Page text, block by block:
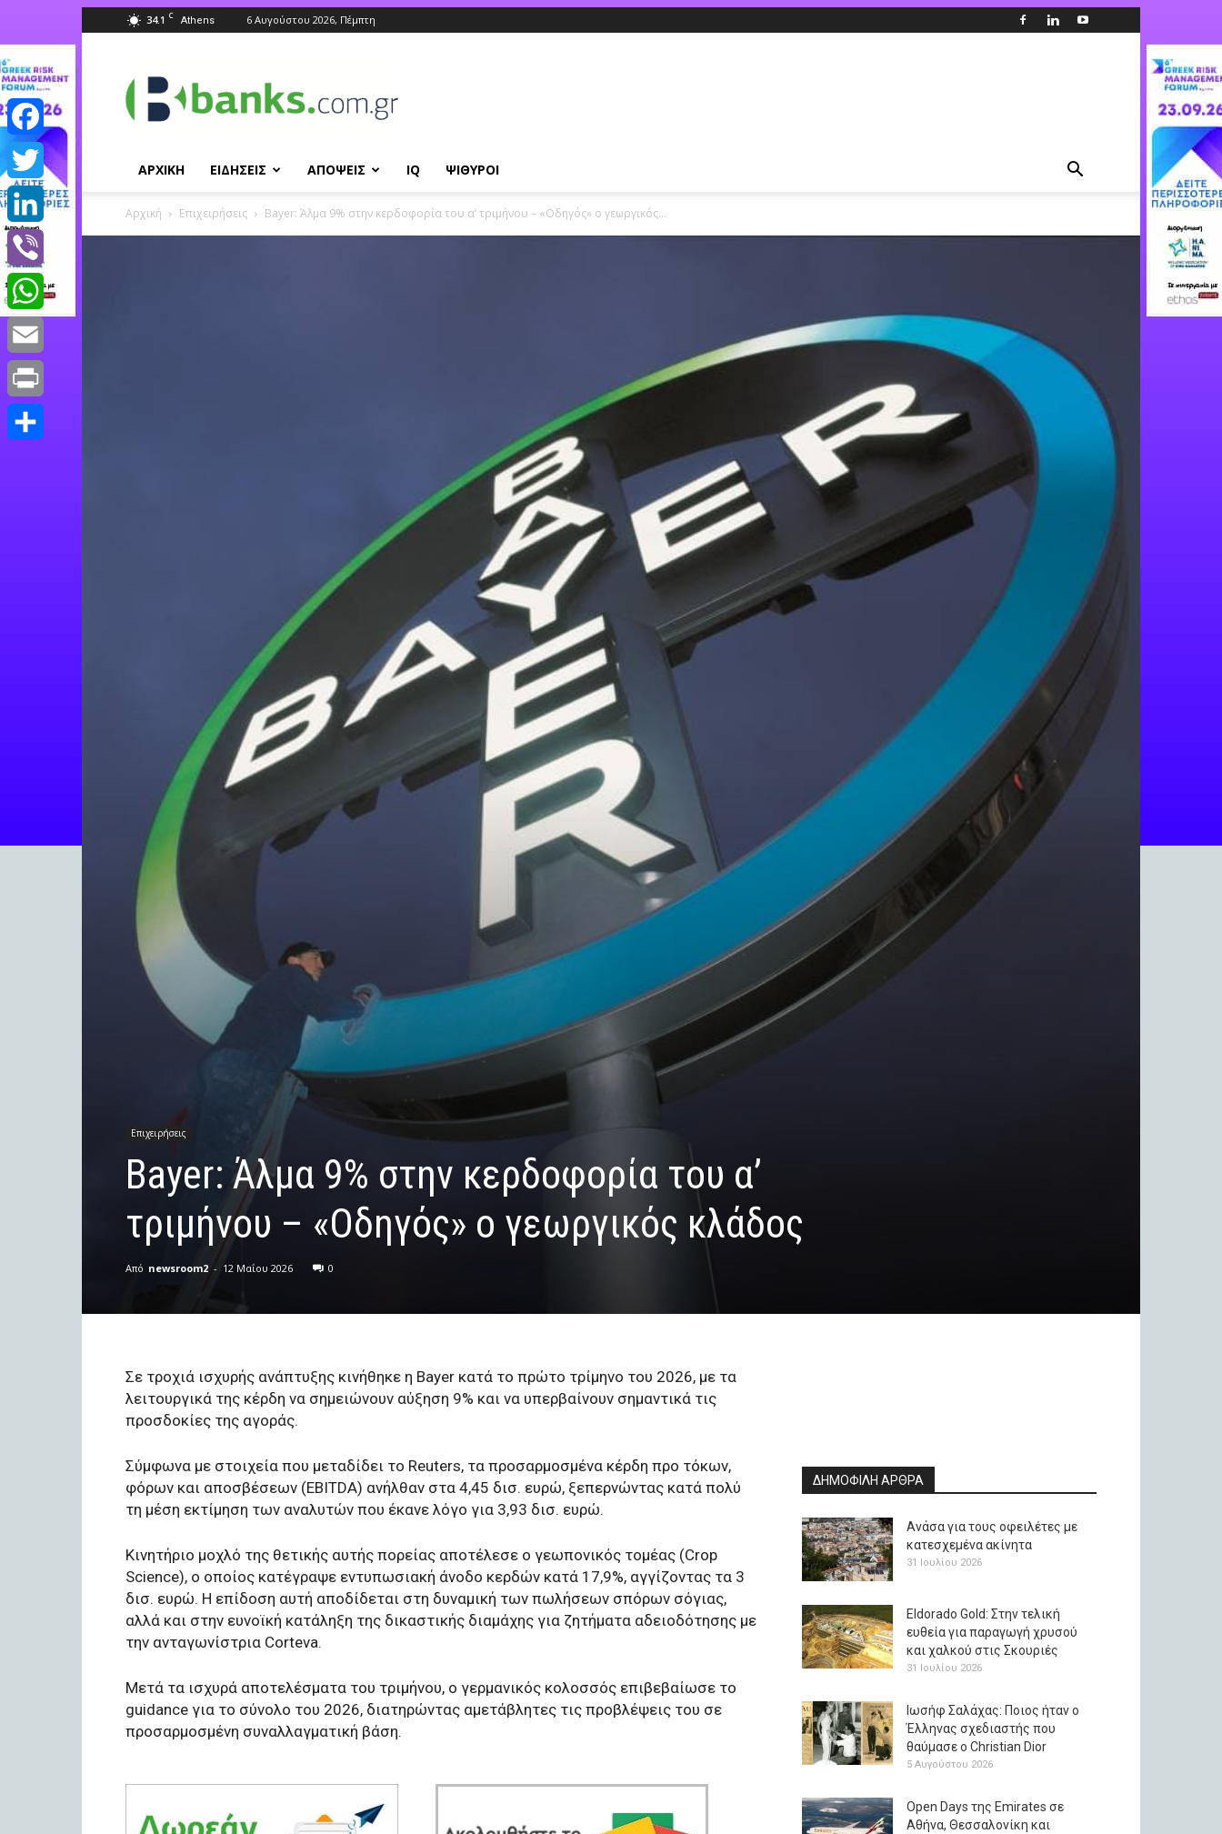
34.1 C Athens 6 Αυγούστου 2026, Πέμπτη
ΑΡΧΙΚΗ ΕΙΔΗΣΕΙΣ ΑΠΟΨΕΙΣ IQ ΨΙΘΥΡΟΙ
Αρχική Επιχειρήσεις Bayer: Άλμα 9% στην κερδοφορία του α’ τριμήνου – «Oδηγός» ο γεωργικός...
Επιχειρήσεις
Bayer: Άλμα 9% στην κερδοφορία του α’
τριμήνου – «Oδηγός» ο γεωργικός κλάδος
Από newsroom2 - 12 Μαΐου 2026 0
Σε τροχιά ισχυρής ανάπτυξης κινήθηκε η Bayer κατά το πρώτο τρίμηνο του 2026, με τα
λειτουργικά της κέρδη να σημειώνουν αύξηση 9% και να υπερβαίνουν σημαντικά τις
προσδοκίες της αγοράς.
Σύμφωνα με στοιχεία που μεταδίδει το Reuters, τα προσαρμοσμένα κέρδη προ τόκων,
φόρων και αποσβέσεων (EBITDA) ανήλθαν στα 4,45 δισ. ευρώ, ξεπερνώντας κατά πολύ
τη μέση εκτίμηση των αναλυτών που έκανε λόγο για 3,93 δισ. ευρώ.
Κινητήριο μοχλό της θετικής αυτής πορείας αποτέλεσε ο γεωπονικός τομέας (Crop
Science), ο οποίος κατέγραψε εντυπωσιακή άνοδο κερδών κατά 17,9%, αγγίζοντας τα 3
δισ. ευρώ. Η επίδοση αυτή αποδίδεται στη δυναμική των πωλήσεων σπόρων σόγιας,
αλλά και στην ευνοϊκή κατάληξη της δικαστικής διαμάχης για ζητήματα αδειοδότησης με
την ανταγωνίστρια Corteva.
Μετά τα ισχυρά αποτελέσματα του τριμήνου, ο γερμανικός κολοσσός επιβεβαίωσε το
guidance για το σύνολο του 2026, διατηρώντας αμετάβλητες τις προβλέψεις του σε
προσαρμοσμένη συναλλαγματική βάση.
ΔΗΜΟΦΙΛΗ ΑΡΘΡΑ
Ανάσα για τους οφειλέτες με
κατεσχεμένα ακίνητα
31 Ιουλίου 2026
Eldorado Gold: Στην τελική
ευθεία για παραγωγή χρυσού
και χαλκού στις Σκουριές
31 Ιουλίου 2026
Ιωσήφ Σαλάχας: Ποιος ήταν ο
Έλληνας σχεδιαστής που
θαύμασε ο Christian Dior
5 Αυγούστου 2026
Open Days της Emirates σε
Αθήνα, Θεσσαλονίκη και
Facebook
Twitter
LinkedIn
Viber
WhatsApp
Email
Print